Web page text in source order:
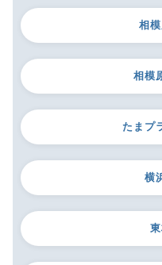
相
相模
たまプ
横